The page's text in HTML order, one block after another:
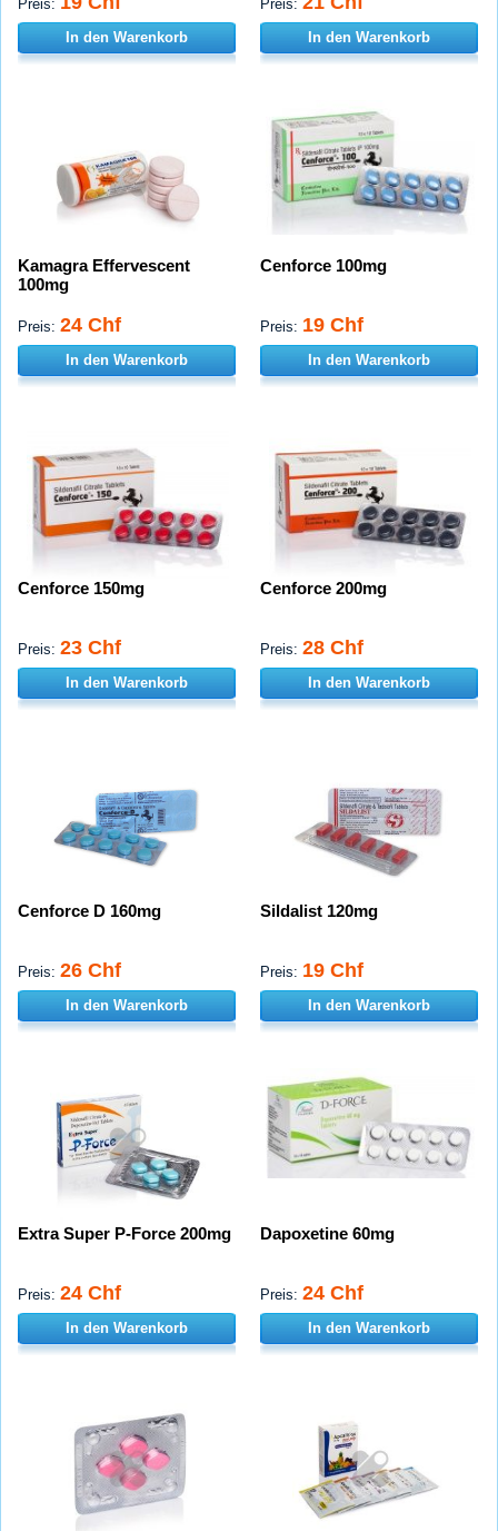
Preis:
In den Warenkorb
Preis:
In den Warenkorb
Kamagra Effervescent
100mg
Preis: 24 Chf
In den Warenkorb
Cenforce 100mg
Preis: 19 Chf
In den Warenkorb
Cenforce 150mg
Preis: 23 Chf
In den Warenkorb
Cenforce 200mg
Preis: 28 Chf
In den Warenkorb
Cenforce D 160mg
Preis: 26 Chf
In den Warenkorb
Sildalist 120mg
Preis: 19 Chf
In den Warenkorb
Extra Super P-Force 200mg
Preis: 24 Chf
In den Warenkorb
Dapoxetine 60mg
Preis: 24 Chf
In den Warenkorb